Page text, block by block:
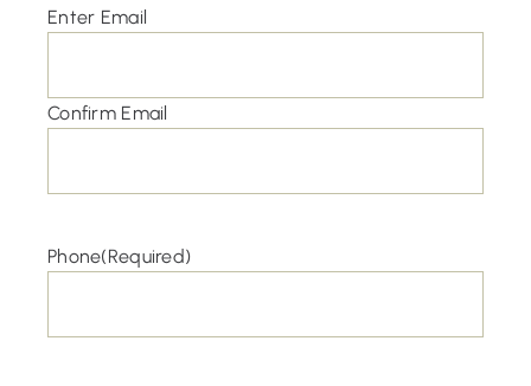
Enter Email
Confirm Email
Phone(Required)